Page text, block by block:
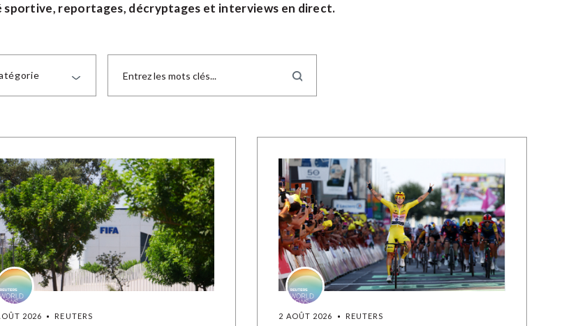
sportive, reportages, décryptages et interviews en direct.
2026 REUTERS 2 AOÛT 2026 REUTERS